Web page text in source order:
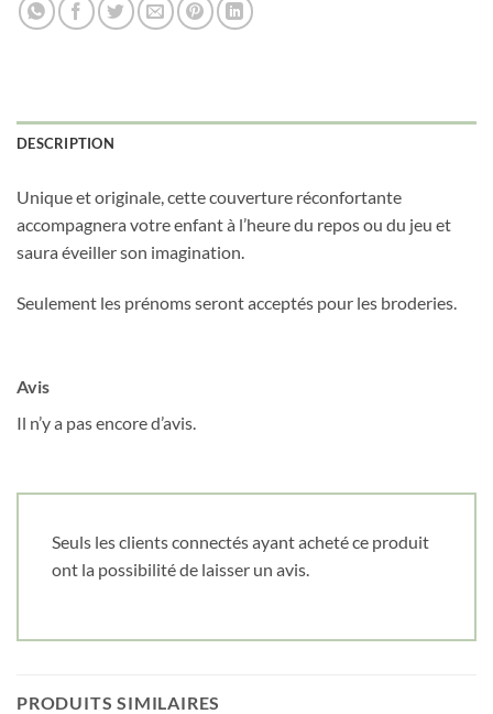
DESCRIPTION
Unique et originale, cette couverture réconfortante
accompagnera votre enfant à l’heure du repos ou du jeu et
saura éveiller son imagination.
Seulement les prénoms seront acceptés pour les broderies.
Avis
Il n’y a pas encore d’avis.
Seuls les clients connectés ayant acheté ce produit
ont la possibilité de laisser un avis.
PRODUITS SIMILAIRES
prochaine commande en vous inscrivant à
notre infolettre!